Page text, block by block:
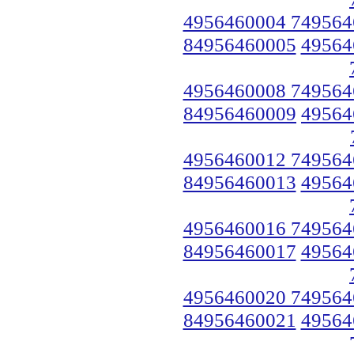
4956460004
84956460005
4956460008
84956460009
4956460012
84956460013
4956460016
84956460017
4956460020
84956460021